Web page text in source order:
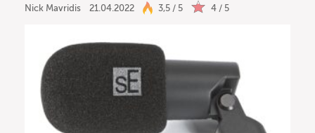
Nick Mavridis 21.04.2022 3,5 / 5 4 / 5